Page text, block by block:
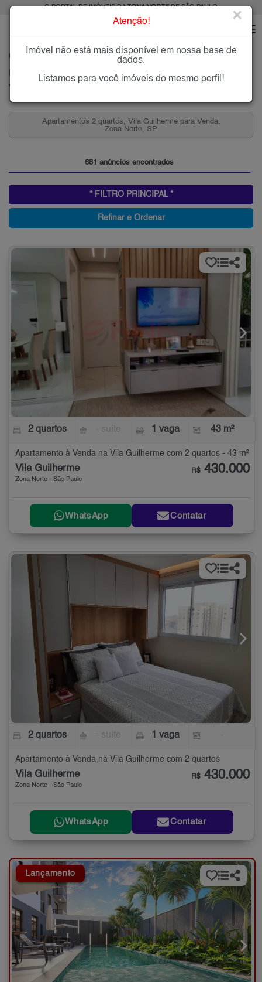
O PORTAL DE IMÓVEIS DAZONA NORTEDE SÃO PAULO
VILA GUILHERME
Imóveis à Venda na Vila Guilherme, Zona Norte de São Paulo
Vila Guilherme, Zona Norte
Apartamentos 3 quartos, Vila Guilherme para Venda,
Zona Norte, SP
681 anúncios encontrados
* FILTRO PRINCIPAL *
Refinar e Ordenar
2 quartos 1 vaga 43 m²
Apartamento à Venda na Vila Guilherme com 2 quartos - 43 m²
Vila Guilherme
Zona Norte - São Paulo
R$ 430.000
WhatsApp Contatar
2 quartos 1 vaga
Apartamento à Venda na Vila Guilherme com 2 quartos
Vila Guilherme
Zona Norte - São Paulo
R$ 430.000
WhatsApp Contatar
Lançamento
Atenção! ×
Imóvel não está mais disponível em nossa base de
dados.
Listamos para você imóveis do mesmo perfil!